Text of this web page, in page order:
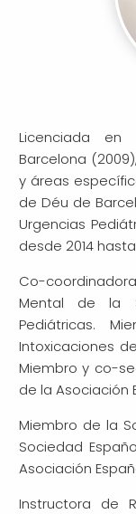
Licenciada
Barcelona
y áreas
de Déu de
Urgencias
desde 2014
Co-
Mental de la
Pediátricas.
Intoxicaciones
Miembro y co-
de la Asociación
Miembro de la
Sociedad
Asociación
Instructora de